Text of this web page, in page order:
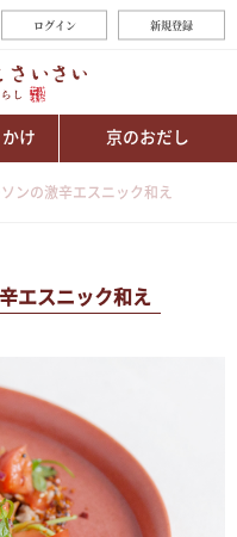
ログイン 新規登録
け 京のおだし
ンの激辛エスニック和え
エスニック和え